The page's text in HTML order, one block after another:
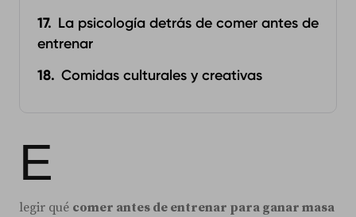
La psicología detrás de comer antes de
entrenar
Comidas culturales y creativas
E
legir qué comer antes de entrenar para ganar masa